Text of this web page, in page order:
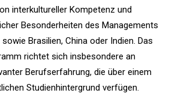
interkultureller Kompetenz und
Besonderheiten des Managements
Brasilien, China oder Indien. Das
richtet sich insbesondere an
Berufserfahrung, die über einem
Studienhintergrund verfügen.